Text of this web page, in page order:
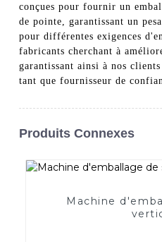
conçues pour fournir un
de pointe, garantissant un
pour différentes exigences
fabricants cherchant à
garantissant ainsi à nos
tant que fournisseur de
Produits Connexes
Machine